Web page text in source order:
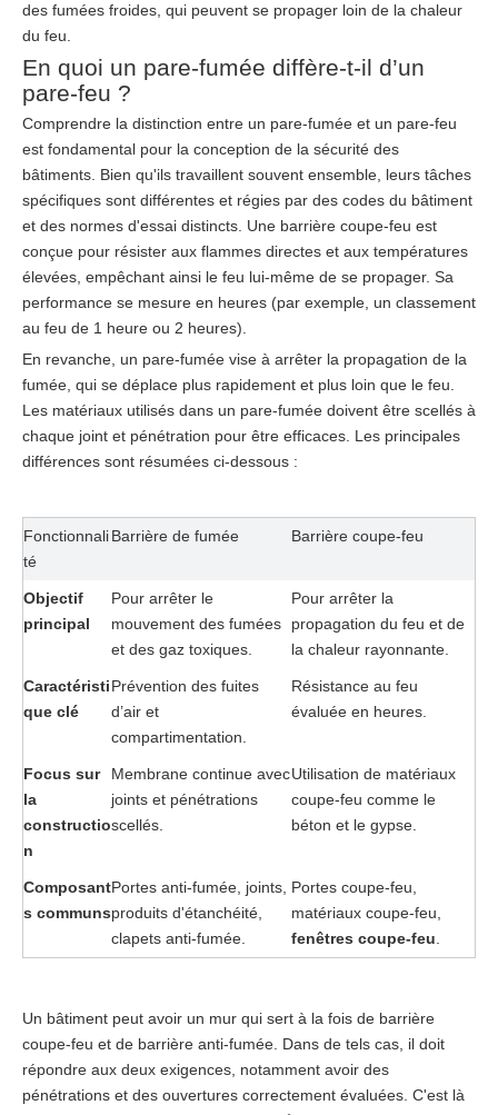
des fumées froides, qui peuvent se propager loin de la chaleur
du feu.
En quoi un pare-fumée diffère-t-il d’un
pare-feu ?
Comprendre la distinction entre un pare-fumée et un pare-feu
est fondamental pour la conception de la sécurité des
bâtiments. Bien qu'ils travaillent souvent ensemble, leurs tâches
spécifiques sont différentes et régies par des codes du bâtiment
et des normes d'essai distincts. Une barrière coupe-feu est
conçue pour résister aux flammes directes et aux températures
élevées, empêchant ainsi le feu lui-même de se propager. Sa
performance se mesure en heures (par exemple, un classement
au feu de 1 heure ou 2 heures).
En revanche, un pare-fumée vise à arrêter la propagation de la
fumée, qui se déplace plus rapidement et plus loin que le feu.
Les matériaux utilisés dans un pare-fumée doivent être scellés à
chaque joint et pénétration pour être efficaces. Les principales
différences sont résumées ci-dessous :
Fonctionnali
té
Barrière de fumée Barrière coupe-feu
Objectif
principal
Pour arrêter le
mouvement des fumées
et des gaz toxiques.
Pour arrêter la
propagation du feu et de
la chaleur rayonnante.
Caractéristi
que clé
Prévention des fuites
d’air et
compartimentation.
Résistance au feu
évaluée en heures.
Focus sur
la
constructio
n
Membrane continue avec
joints et pénétrations
scellés.
Utilisation de matériaux
coupe-feu comme le
béton et le gypse.
Composant
s communs
Portes anti-fumée, joints,
produits d'étanchéité,
clapets anti-fumée.
Portes coupe-feu,
fenêtres coupe-feu
Un bâtiment peut avoir un mur qui sert à la fois de barrière
coupe-feu et de barrière anti-fumée. Dans de tels cas, il doit
répondre aux deux exigences, notamment avoir des
pénétrations et des ouvertures correctement évaluées. C'est là